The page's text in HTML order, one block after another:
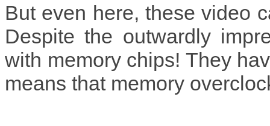
But even here, these video
Despite the outwardly
with memory chips! They
means that memory